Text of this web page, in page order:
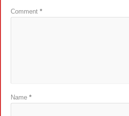
Comment*
Name*